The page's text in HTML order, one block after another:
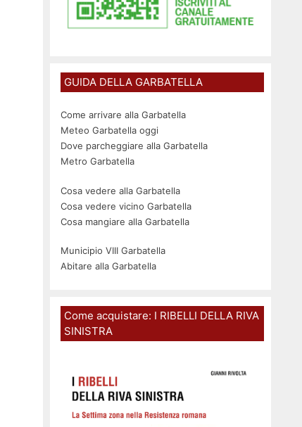
GUIDA DELLA GARBATELLA
Come arrivare alla Garbatella
Meteo Garbatella oggi
Dove parcheggiare alla Garbatella
Metro Garbatella
Cosa vedere alla Garbatella
Cosa vedere vicino Garbatella
Cosa mangiare alla Garbatella
Municipio VIII Garbatella
Abitare alla Garbatella
Come acquistare: I RIBELLI DELLA RIVA
SINISTRA